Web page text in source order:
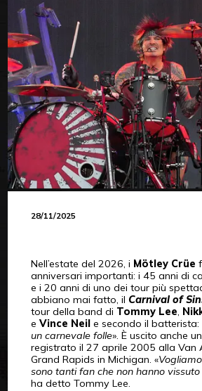
28/11/2025
Nell’estate del 2026, i Mötley Crüe
anniversari importanti: i 45 anni di
e i 20 anni di uno dei tour più
abbiano mai fatto, il Carnival of
tour della band di Tommy Lee,
e Vince Neile secondo il batterista:
un carnevale folle». È uscito anche
registrato il 27 aprile 2005 alla Van
Grand Rapids in Michigan. «
sono tanti fan che non hanno vissuto
ha detto Tommy Lee.